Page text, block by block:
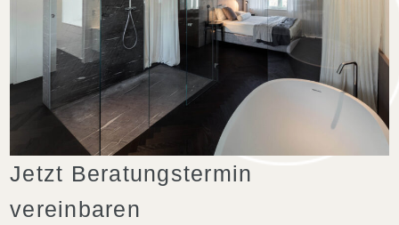
Jetzt Beratungstermin
vereinbaren